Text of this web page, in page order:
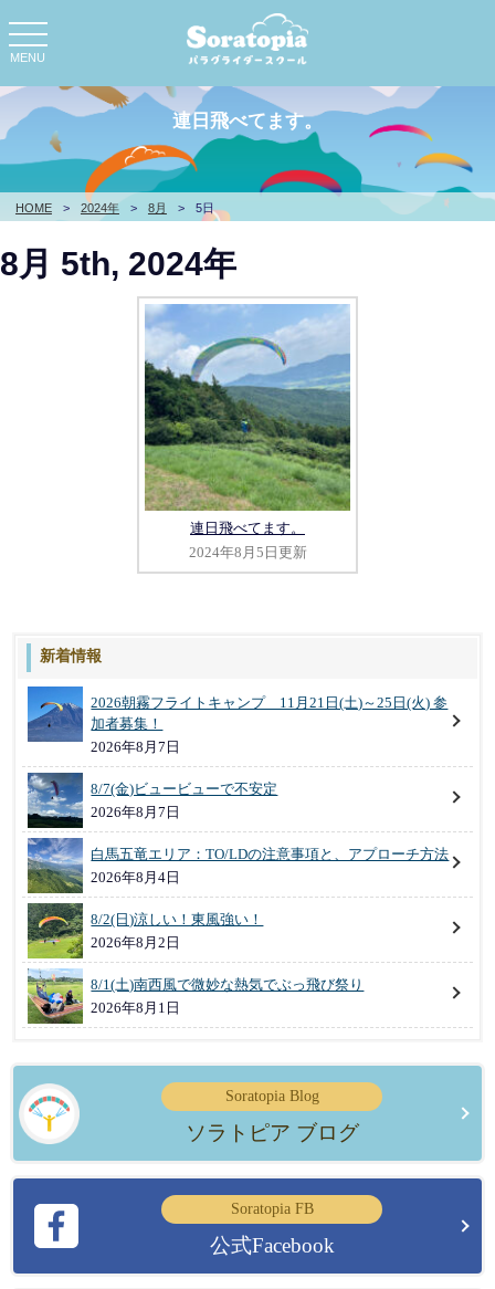
toggle
navigation
MENU
HOME > 2024年 > 8月 > 5日
連日飛べてます。
8月 5th, 2024年
連日飛べてます。
2024年8月5日更新
新着情報
2026朝霧フライトキャンプ 11月21日(土)～25日(火) 参
加者募集！
2026年8月7日
8/7(金)ビュービューで不安定
2026年8月7日
白馬五竜エリア：TO/LDの注意事項と、アプローチ方法
2026年8月4日
8/2(日)涼しい！東風強い！
2026年8月2日
8/1(土)南西風で微妙な熱気でぶっ飛び祭り
2026年8月1日
Soratopia Blog
ソラトピア ブログ
Soratopia FB
公式Facebook